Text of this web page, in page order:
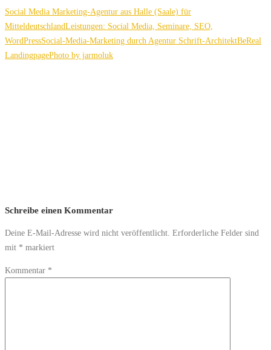
Social Media Marketing-Agentur aus Halle (Saale) für
MitteldeutschlandLeistungen: Social Media, Seminare, SEO,
WordPressSocial-Media-Marketing durch Agentur Schrift-ArchitektBeReal
LandingpagePhoto by jarmoluk
Schreibe einen Kommentar
Deine E-Mail-Adresse wird nicht veröffentlicht. Erforderliche Felder sind
mit * markiert
Kommentar *